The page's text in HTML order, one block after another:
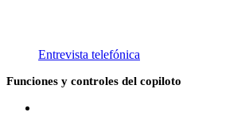
Entrevista telefónica
Funciones y controles del copiloto